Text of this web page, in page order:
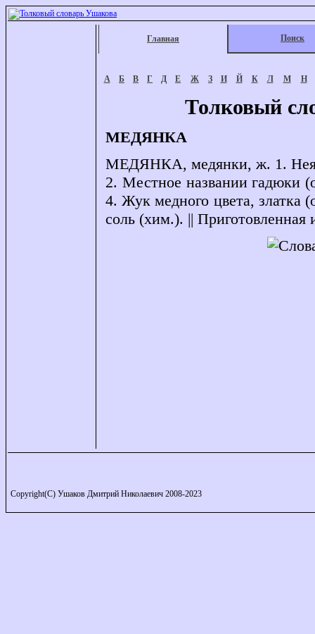
Главная Поиск
А Б В Г Д Е Ж З И Й К Л М Н
Толковый
МЕДЯНКА
МЕДЯНКА, медянки, ж. 1.
2. Местное названии гадюки
4. Жук медного цвета, златка
соль (хим.). || Приготовленная
Copyright(C) Ушаков Дмитрий Николаевич 2008-2023